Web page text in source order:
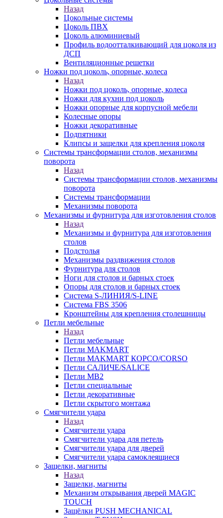
Назад
Цокольные системы
Цоколь ПВХ
Цоколь алюминиевый
Профиль водоотталкивающий для цоколя из
ДСП
Вентиляционные решетки
Ножки под цоколь, опорные, колеса
Назад
Ножки под цоколь, опорные, колеса
Ножки для кухни под цоколь
Ножки опорные для корпусной мебели
Колесные опоры
Ножки декоративные
Подпятники
Клипсы и защелки для крепления цоколя
Системы трансформации столов, механизмы
поворота
Назад
Системы трансформации столов, механизмы
поворота
Системы трансформации
Механизмы поворота
Механизмы и фурнитура для изготовления столов
Назад
Механизмы и фурнитура для изготовления
столов
Подстолья
Механизмы раздвижения столов
Фурнитура для столов
Ноги для столов и барных стоек
Опоры для столов и барных стоек
Система S-ЛИНИЯ/S-LINE
Система FBS 3506
Кронштейны для крепления столешницы
Петли мебельные
Назад
Петли мебельные
Петли MAKMART
Петли MAKMART КОРСО/CORSO
Петли САЛИЧЕ/SALICE
Петли MB2
Петли специальные
Петли декоративные
Петли скрытого монтажа
Смягчители удара
Назад
Смягчители удара
Смягчители удара для петель
Смягчители удара для дверей
Cмягчители удара самоклеящиеся
Защелки, магниты
Назад
Защелки, магниты
Механизм открывания дверей MAGIC
TOUCH
Защёлки PUSH MECHANICAL